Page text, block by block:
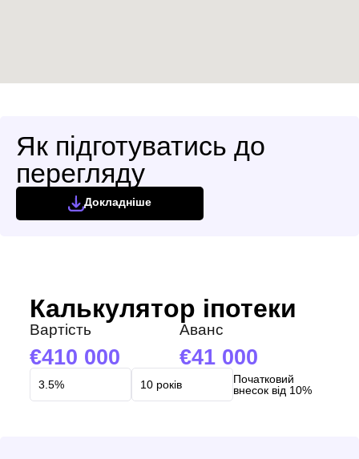
Як підготуватись до
перегляду
Докладніше
Калькулятор іпотеки
Вартість
410 000
Аванс
41 000
Початковий
внесок від 10%